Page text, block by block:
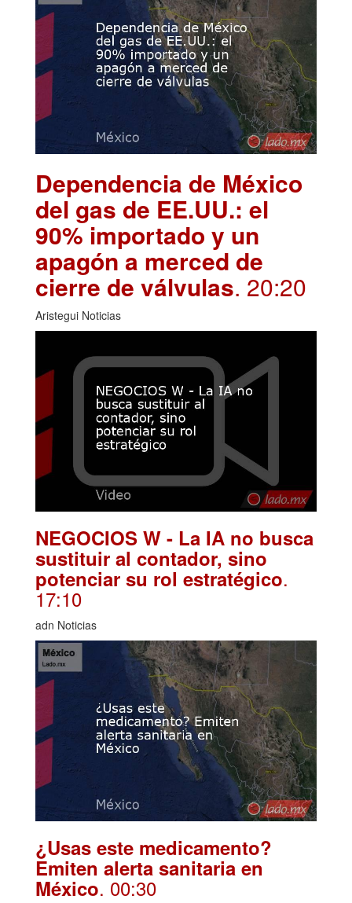
Dependencia de México
del gas de EE.UU.: el
90% importado y un
apagón a merced de
cierre de válvulas. 20:20
Aristegui Noticias
NEGOCIOS W - La IA no busca
sustituir al contador, sino
potenciar su rol estratégico.
17:10
adn Noticias
¿Usas este medicamento?
Emiten alerta sanitaria en
México. 00:30